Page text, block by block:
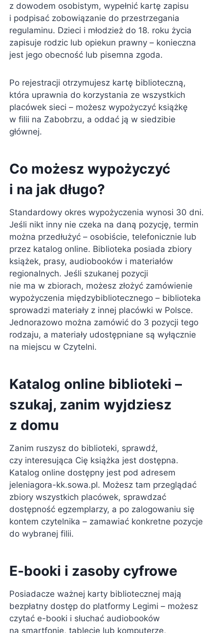
z dowodem osobistym, wypełnić kartę zapisu
i podpisać zobowiązanie do przestrzegania
regulaminu. Dzieci i młodzież do 18. roku życia
zapisuje rodzic lub opiekun prawny – konieczna
jest jego obecność lub pisemna zgoda.
Po rejestracji otrzymujesz kartę biblioteczną,
która uprawnia do korzystania ze wszystkich
placówek sieci – możesz wypożyczyć książkę
w filii na Zabobrzu, a oddać ją w siedzibie
głównej.
Co możesz wypożyczyć
i na jak długo?
Standardowy okres wypożyczenia wynosi 30 dni.
Jeśli nikt inny nie czeka na daną pozycję, termin
można przedłużyć – osobiście, telefonicznie lub
przez katalog online. Biblioteka posiada zbiory
książek, prasy, audiobooków i materiałów
regionalnych. Jeśli szukanej pozycji
nie ma w zbiorach, możesz złożyć zamówienie
wypożyczenia międzybibliotecznego – biblioteka
sprowadzi materiały z innej placówki w Polsce.
Jednorazowo można zamówić do 3 pozycji tego
rodzaju, a materiały udostępniane są wyłącznie
na miejscu w Czytelni.
Katalog online biblioteki –
szukaj, zanim wyjdziesz
z domu
Zanim ruszysz do biblioteki, sprawdź,
czy interesująca Cię książka jest dostępna.
Katalog online dostępny jest pod adresem
jeleniagora-kk.sowa.pl. Możesz tam przeglądać
zbiory wszystkich placówek, sprawdzać
dostępność egzemplarzy, a po zalogowaniu się
kontem czytelnika – zamawiać konkretne pozycje
do wybranej filii.
E-booki i zasoby cyfrowe
Posiadacze ważnej karty bibliotecznej mają
bezpłatny dostęp do platformy Legimi – możesz
czytać e-booki i słuchać audiobooków
na smartfonie, tablecie lub komputerze,